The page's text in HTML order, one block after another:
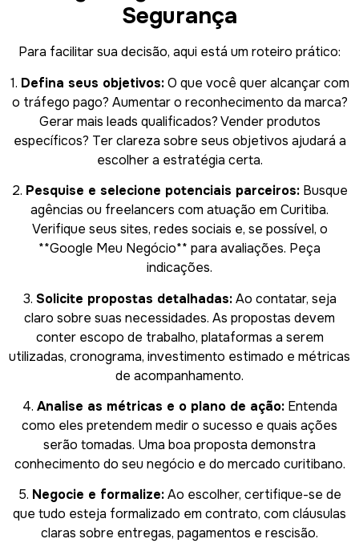
Segurança
Para facilitar sua decisão, aqui está um roteiro prático:
1. Defina seus objetivos:O que você quer alcançar com
o tráfego pago? Aumentar o reconhecimento da marca?
Gerar mais leads qualificados? Vender produtos
específicos? Ter clareza sobre seus objetivos ajudará a
escolher a estratégia certa.
2. Pesquise e selecione potenciais parceiros:Busque
agências ou freelancers com atuação em Curitiba.
Verifique seus sites, redes sociais e, se possível, o
**Google Meu Negócio** para avaliações. Peça
indicações.
3. Solicite propostas detalhadas:Ao contatar, seja
claro sobre suas necessidades. As propostas devem
conter escopo de trabalho, plataformas a serem
utilizadas, cronograma, investimento estimado e métricas
de acompanhamento.
4. Analise as métricas e o plano de ação:Entenda
como eles pretendem medir o sucesso e quais ações
serão tomadas. Uma boa proposta demonstra
conhecimento do seu negócio e do mercado curitibano.
5. Negocie e formalize:Ao escolher, certifique-se de
que tudo esteja formalizado em contrato, com cláusulas
claras sobre entregas, pagamentos e rescisão.